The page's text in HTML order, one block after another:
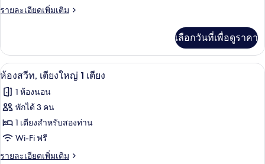
สวีท
Helvetia)
รายละเอียดเพิ่มเติม
ราย
เกี่ยว
กับ
ห้อง
เนียร์
สวี
(View
-
เลือกวันที่เพื่อดูราคา
เปิด
ภาพถ่าย
ทั้งหมด
ของ
ห้อง
สวีท,
ห้องสวีท, เตียงใหญ่ 1 เตียง | 1 ห้องน
16
ห้องสวีท, เตียงใหญ่ 1 เตียง
1 ห้องนอน
พักได้ 3 คน
1 เตียงสำหรับสองท่าน
Wi-Fi ฟรี
รายละเอียดเพิ่มเติม
ราย